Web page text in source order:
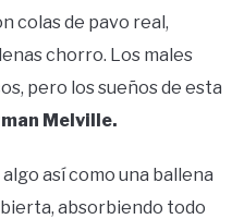
colas de pavo real,
chorro. Los males
pero los sueños de esta
Melville.
así como una ballena
absorbiendo todo